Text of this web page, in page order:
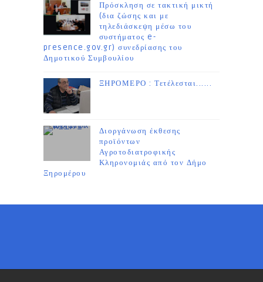
Πρόσκληση σε τακτική μικτή
(δια ζώσης και με
τηλεδιάσκεψη μέσω του
συστήματος e-
presence.gov.gr) συνεδρίασης του
Δημοτικού Συμβουλίου
ΞΗΡΟΜΕΡΟ : Τετέλεσται......
Διοργάνωση έκθεσης
προϊόντων
Αγροτοδιατροφικής
Κληρονομιάς από τον Δήμο
Ξηρομέρου